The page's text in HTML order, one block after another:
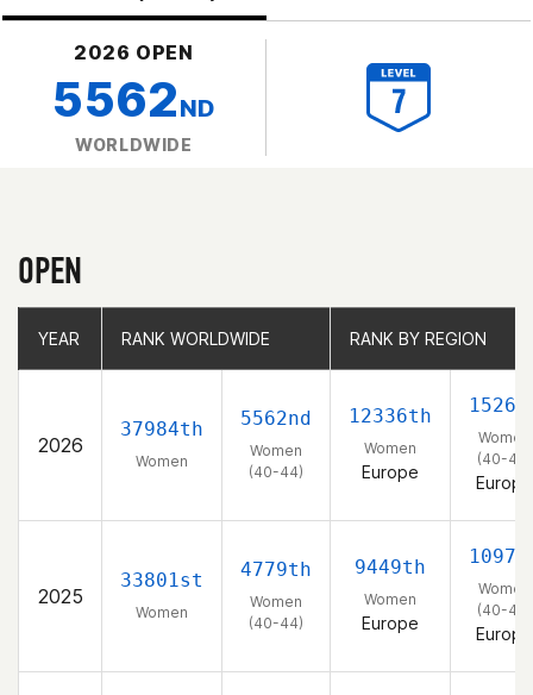
2026 OPEN
5562ND
WORLDWIDE
OPEN
YEAR RANK WORLDWIDE RANK BY REGION
2026
37984th
Women
5562nd
Women
(40-44)
12336th
Women
Europe
Women
(40-44)
Europe
2025
33801st
Women
4779th
Women
(40-44)
9449th
Women
Europe
Women
(40-44)
Europe
YEAR RANK WORLDWIDE RANK BY REGION